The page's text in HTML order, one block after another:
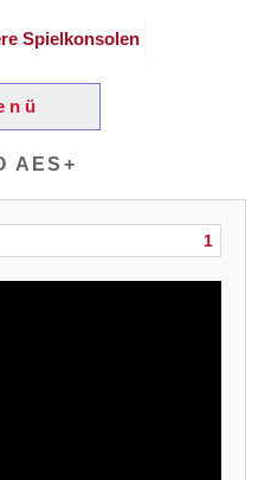
Spielkonsolen
AES+
1